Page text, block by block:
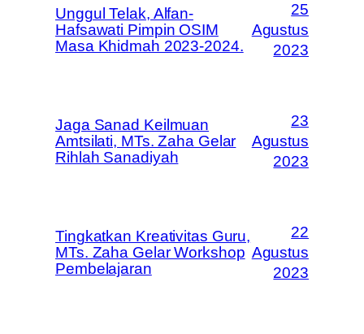
Unggul Telak, Alfan-
Hafsawati Pimpin OSIM
Masa Khidmah 2023-2024.
25
Agustus
2023
Jaga Sanad Keilmuan
Amtsilati, MTs. Zaha Gelar
Rihlah Sanadiyah
23
Agustus
2023
Tingkatkan Kreativitas Guru,
MTs. Zaha Gelar Workshop
Pembelajaran
22
Agustus
2023